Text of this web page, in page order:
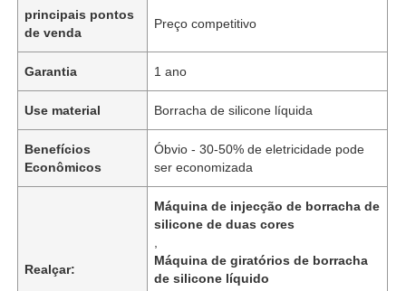
principais pontos
de venda
Preço competitivo
Garantia 1 ano
Use material Borracha de silicone líquida
Benefícios
Econômicos
Óbvio - 30-50% de eletricidade pode
ser economizada
Realçar:
Máquina de injecção de borracha de
silicone de duas cores
Máquina de giratórios de borracha
de silicone líquido